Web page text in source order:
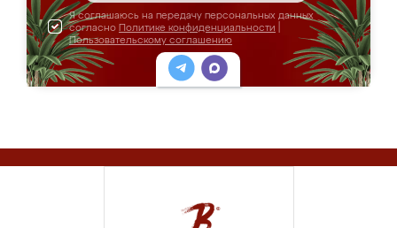
Я соглашаюсь на передачу персональных данных
согласно Политике конфиденциальности
Пользовательскому соглашению